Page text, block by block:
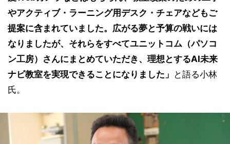
やアクティブ・ラーニング用デスク・チェアなどもご
提案に含まれていました。広がる夢と予算の戦いには
なりましたが、それらをすべてユニットコム（パソコ
ン工房）さんにまとめていただき、理想とするAI未来
ナビ教室を実現できることになりました」 と語る小林
氏。